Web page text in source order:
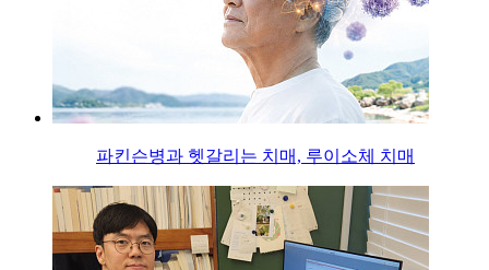
파킨슨병과 헷갈리는 치매, 루이소체 치매